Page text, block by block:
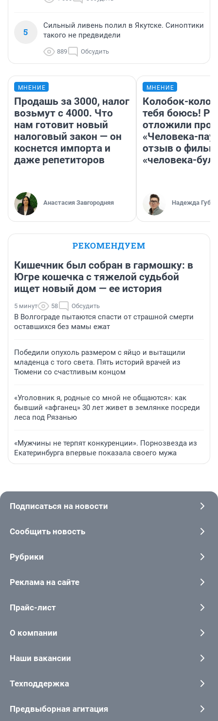
5
Сильный ливень полил в Якутске. Синоптики
такого не предвидели
889 Обсудить
МНЕНИЕ
Продашь за 3000, налог
возьмут с 4000. Что
нам готовит новый
налоговый закон — он
коснется импорта и
даже репетиторов
Анастасия Завгородняя
МНЕНИЕ
Колобок-
тебя боюсь!
отложили
«Человека-
отзыв о
«человека-
Надежда
РЕКОМЕНДУЕМ
Кишечник был собран в гармошку: в
Югре кошечка с тяжелой судьбой
ищет новый дом — ее история
5 минут 58 Обсудить
В Волгограде пытаются спасти от страшной смерти
оставшихся без мамы ежат
Победили опухоль размером с яйцо и вытащили
младенца с того света. Пять историй врачей из
Тюмени со счастливым концом
«Уголовник я, родные со мной не общаются»: как
бывший «афганец» 30 лет живет в землянке посреди
леса под Рязанью
«Мужчины не терпят конкуренции». Порнозвезда из
Екатеринбурга впервые показала своего мужа
Подписаться на новости
Сообщить новость
Рубрики
Реклама на сайте
Прайс-лист
О компании
Наши вакансии
Техподдержка
Предвыборная агитация